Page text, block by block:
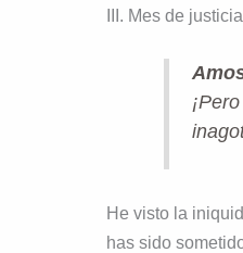
III. Mes de
He visto la
has sido